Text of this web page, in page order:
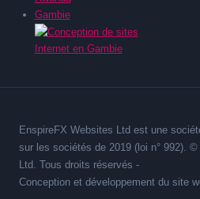
Gambie
EnspireFX Websites Ltd est une
sur les sociétés de 2019 (loi n° 992).
Ltd. Tous droits réservés -
Conception et développement du site